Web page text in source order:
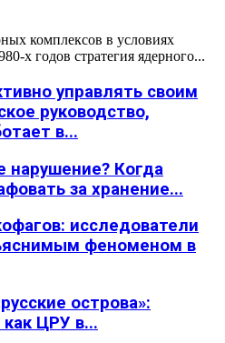
комплексов в условиях
х годов стратегия ядерного...
управлять своим
руководство,
в...
нарушение? Когда
за хранение...
исследователи
феноменом в
острова»:
ЦРУ в...